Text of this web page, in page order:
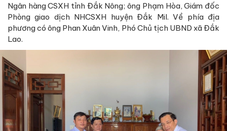
Ngân hàng CSXH tỉnh Đắk Nông; ông Phạm Hòa, Giám đốc
Phòng giao dịch NHCSXH huyện Đắk Mil. Về phía địa
phương có ông Phan Xuân Vinh, Phó Chủ tịch UBND xã Đắk
Lao.